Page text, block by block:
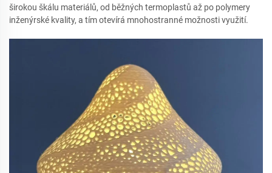
širokou škálu materiálů, od běžných termoplastů až po polymery
inženýrské kvality, a tím otevírá mnohostranné možnosti využití.